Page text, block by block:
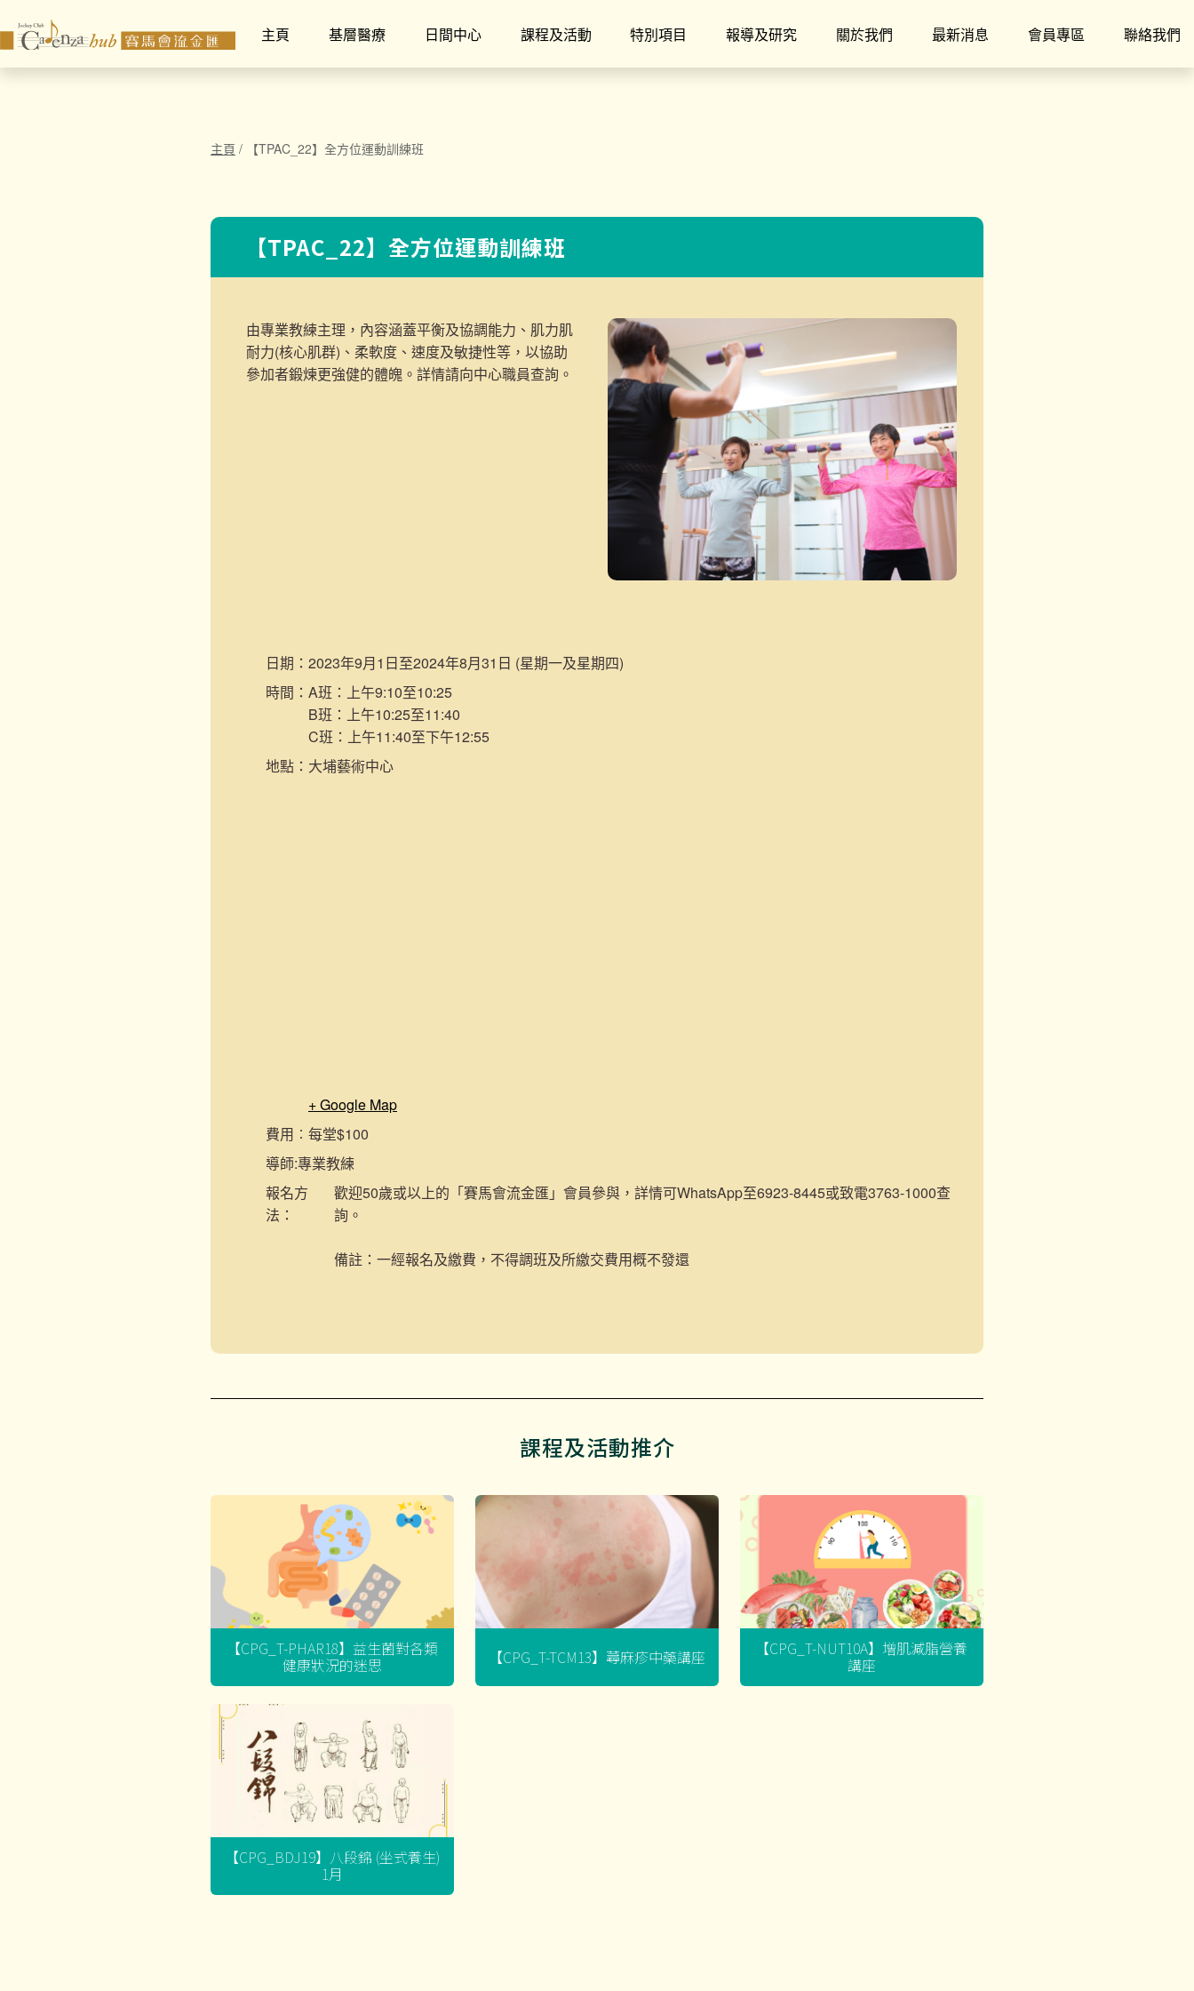
主頁 基層醫療 日間中心 課程及活動 特別項目 報導及研究 關於我們 最新消息 會員專區 聯絡我們
主頁 / 【TPAC_22】全方位運動訓練班
【TPAC_22】全方位運動訓練班
由專業教練主理，內容涵蓋平衡及協調能力、肌力肌
耐力(核心肌群)、柔軟度、速度及敏捷性等，以協助
參加者鍛煉更強健的體魄。詳情請向中心職員查詢。
日期： 2023年9月1日至2024年8月31日 (星期一及星期四)
時間： A班：上午9:10至10:25
B班：上午10:25至11:40
C班：上午11:40至下午12:55
地點： 大埔藝術中心
+ Google Map
費用︰ 每堂$100
導師:專業教練
報名方
法：
歡迎50歲或以上的「賽馬會流金匯」會員參與，詳情可WhatsApp至6923-8445或致電3763-1000查
詢。
備註：一經報名及繳費，不得調班及所繳交費用概不發還
課程及活動推介
【CPG_T-PHAR18】益生菌對各類
健康狀況的迷思 【CPG_T-TCM13】蕁麻疹中藥講座 【CPG_T-NUT10A】增肌減脂營養
講座
【CPG_BDJ19】八段錦 (坐式養生)
1月